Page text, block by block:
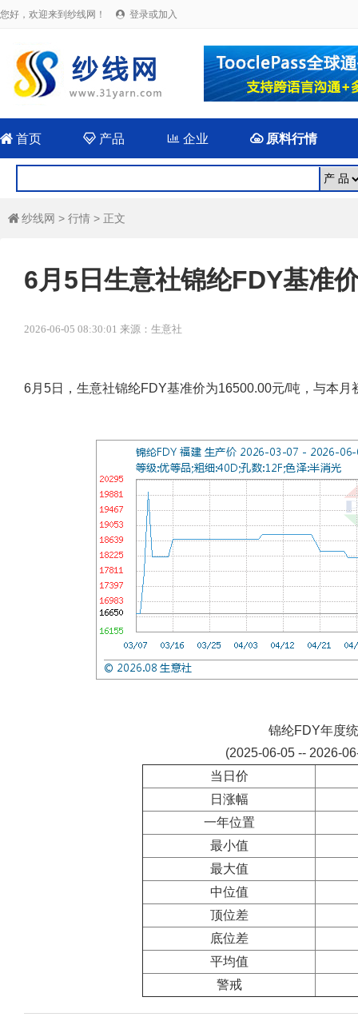
您好，欢迎来到纱线网！  登录或加入
 首页  产品 企业 原料行情
 纱线网 > 行情 > 正文
6月5日生意社锦纶FDY基准
2026-06-05 08:30:01 来源：生意社
6月5日，生意社锦纶FDY基准价为16500.00元/吨，与本
锦纶FDY年度
(2025-06-05 -- 2026-
当日价
日涨幅
一年位置
最小值
最大值
中位值
顶位差
底位差
平均值
警戒